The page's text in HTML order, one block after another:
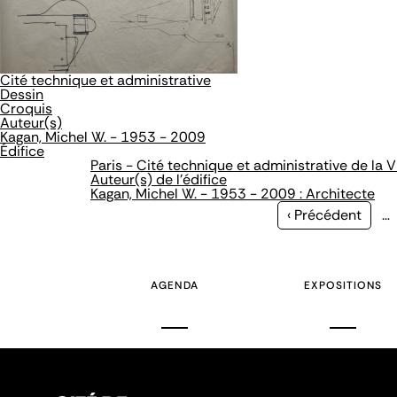
Cité technique et administrative
Dessin
Croquis
Auteur(s)
Kagan, Michel W. - 1953 - 2009
Édifice
Paris - Cité technique et administrative de la
Auteur(s) de l'édifice
Kagan, Michel W. - 1953 - 2009 : Architecte
Page
‹ Précédent …
AGENDA EXPOSITIONS